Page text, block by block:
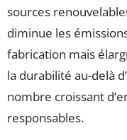
sources
diminue les
fabrication mais
la durabilité au-delà
nombre croissant
responsables.